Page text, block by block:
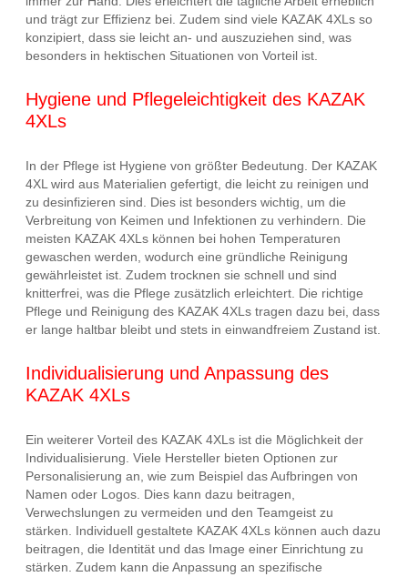
und trägt zur Effizienz bei. Zudem sind viele KAZAK 4XLs so
konzipiert, dass sie leicht an- und auszuziehen sind, was
besonders in hektischen Situationen von Vorteil ist.
Hygiene und Pflegeleichtigkeit des KAZAK
4XLs
In der Pflege ist Hygiene von größter Bedeutung. Der KAZAK
4XL wird aus Materialien gefertigt, die leicht zu reinigen und
zu desinfizieren sind. Dies ist besonders wichtig, um die
Verbreitung von Keimen und Infektionen zu verhindern. Die
meisten KAZAK 4XLs können bei hohen Temperaturen
gewaschen werden, wodurch eine gründliche Reinigung
gewährleistet ist. Zudem trocknen sie schnell und sind
knitterfrei, was die Pflege zusätzlich erleichtert. Die richtige
Pflege und Reinigung des KAZAK 4XLs tragen dazu bei, dass
er lange haltbar bleibt und stets in einwandfreiem Zustand ist.
Individualisierung und Anpassung des
KAZAK 4XLs
Ein weiterer Vorteil des KAZAK 4XLs ist die Möglichkeit der
Individualisierung. Viele Hersteller bieten Optionen zur
Personalisierung an, wie zum Beispiel das Aufbringen von
Namen oder Logos. Dies kann dazu beitragen,
Verwechslungen zu vermeiden und den Teamgeist zu
stärken. Individuell gestaltete KAZAK 4XLs können auch dazu
beitragen, die Identität und das Image einer Einrichtung zu
stärken. Zudem kann die Anpassung an spezifische